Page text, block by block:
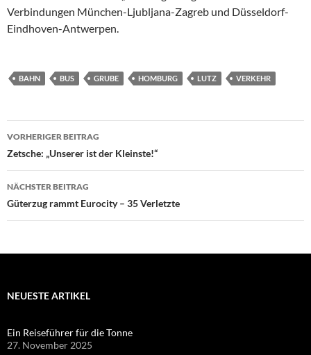
Verbindungen München-Ljubljana-Zagreb und Düsseldorf-
Eindhoven-Antwerpen.
BAHN BUS GRUBE HOMBURG LUTZ VERKEHR
Beitragsnavigation
VORHERIGER BEITRAG
Zetsche: „Unserer ist der Kleinste!“
NÄCHSTER BEITRAG
Güterzug rammt Eurocity – 35 Verletzte
NEUESTE ARTIKEL
Ein Reiseführer für die Tonne
27. November 2025